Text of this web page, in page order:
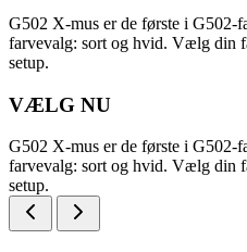
G502 X-mus er de første i G502-
farvevalg: sort og hvid. Vælg din
setup.
VÆLG NU
G502 X-mus er de første i G502-
farvevalg: sort og hvid. Vælg din
setup.